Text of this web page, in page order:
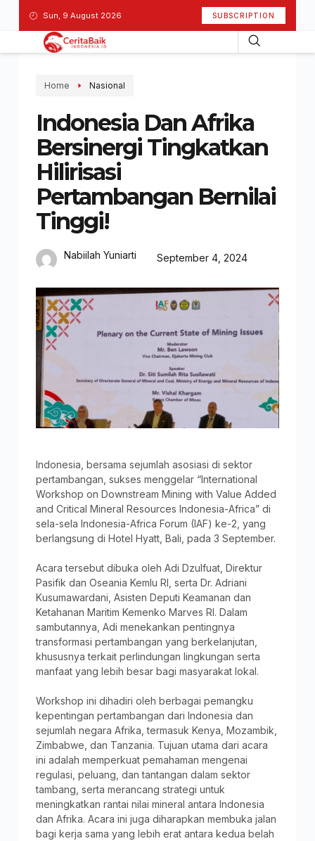
Sun, 9 August 2026 SUBSCRIPTION
Home Nasional
Indonesia Dan Afrika
Bersinergi Tingkatkan
Hilirisasi
Pertambangan Bernilai
Tinggi!
Nabiilah Yuniarti September 4, 2024
Indonesia, bersama sejumlah asosiasi di sektor
pertambangan, sukses menggelar “International
Workshop on Downstream Mining with Value Added
and Critical Mineral Resources Indonesia-Africa” di
sela-sela Indonesia-Africa Forum (IAF) ke-2, yang
berlangsung di Hotel Hyatt, Bali, pada 3 September.
Acara tersebut dibuka oleh Adi Dzulfuat, Direktur
Pasifik dan Oseania Kemlu RI, serta Dr. Adriani
Kusumawardani, Asisten Deputi Keamanan dan
Ketahanan Maritim Kemenko Marves RI. Dalam
sambutannya, Adi menekankan pentingnya
transformasi pertambangan yang berkelanjutan,
khususnya terkait perlindungan lingkungan serta
manfaat yang lebih besar bagi masyarakat lokal.
Workshop ini dihadiri oleh berbagai pemangku
kepentingan pertambangan dari Indonesia dan
sejumlah negara Afrika, termasuk Kenya, Mozambik,
Zimbabwe, dan Tanzania. Tujuan utama dari acara
ini adalah memperkuat pemahaman mengenai
regulasi, peluang, dan tantangan dalam sektor
tambang, serta merancang strategi untuk
meningkatkan rantai nilai mineral antara Indonesia
dan Afrika. Acara ini juga diharapkan membuka jalan
bagi kerja sama yang lebih erat antara kedua belah